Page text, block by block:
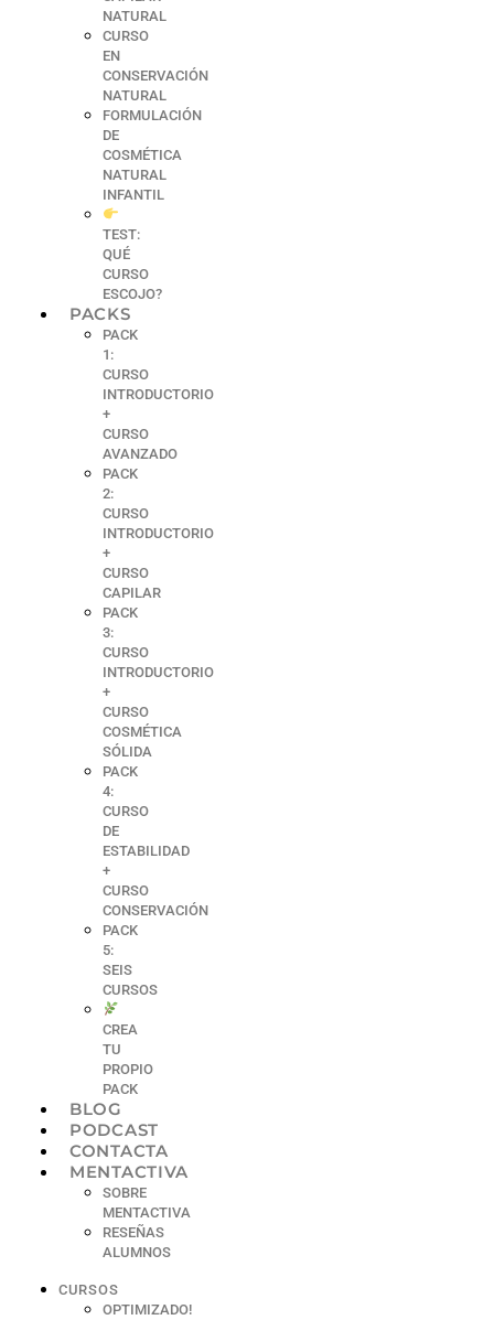
NATURAL
CURSO
EN
CONSERVACIÓN
NATURAL
FORMULACIÓN
DE
COSMÉTICA
NATURAL
INFANTIL
TEST:
QUÉ
CURSO
ESCOJO?
PACKS
PACK
1:
CURSO
INTRODUCTORIO
+
CURSO
AVANZADO
PACK
2:
CURSO
INTRODUCTORIO
+
CURSO
CAPILAR
PACK
3:
CURSO
INTRODUCTORIO
+
CURSO
COSMÉTICA
SÓLIDA
PACK
4:
CURSO
DE
ESTABILIDAD
+
CURSO
CONSERVACIÓN
PACK
5:
SEIS
CURSOS
CREA
TU
PROPIO
PACK
BLOG
PODCAST
CONTACTA
MENTACTIVA
SOBRE
MENTACTIVA
RESEÑAS
ALUMNOS
CURSOS
OPTIMIZADO!